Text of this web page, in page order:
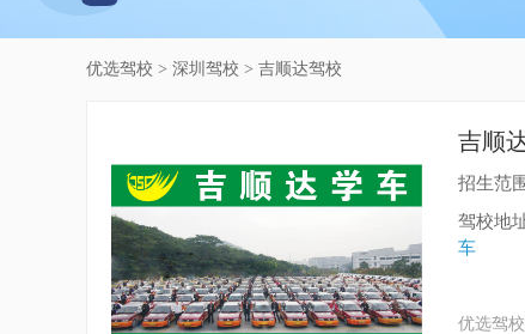
优选驾校 > 深圳驾校 > 吉顺达驾校
吉顺
招生范
驾校地
车
优选驾